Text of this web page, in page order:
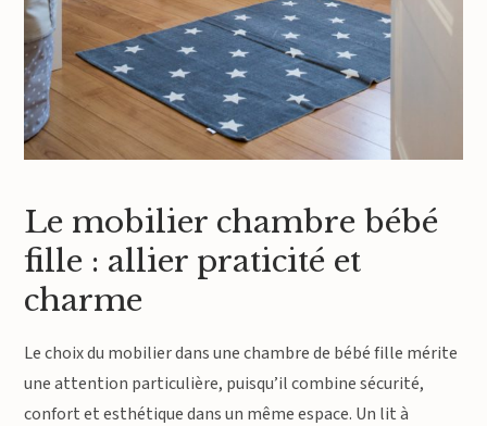
Le mobilier chambre bébé
fille : allier praticité et
charme
Le choix du mobilier dans une chambre de bébé fille mérite
une attention particulière, puisqu’il combine sécurité,
confort et esthétique dans un même espace. Un lit à